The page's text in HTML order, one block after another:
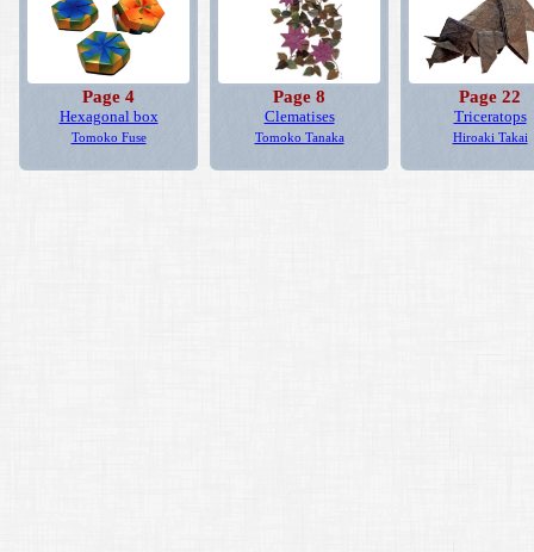
Page 4
Hexagonal box
Tomoko Fuse
Page 8
Clematises
Tomoko Tanaka
Page 22
Triceratops
Hiroaki Takai